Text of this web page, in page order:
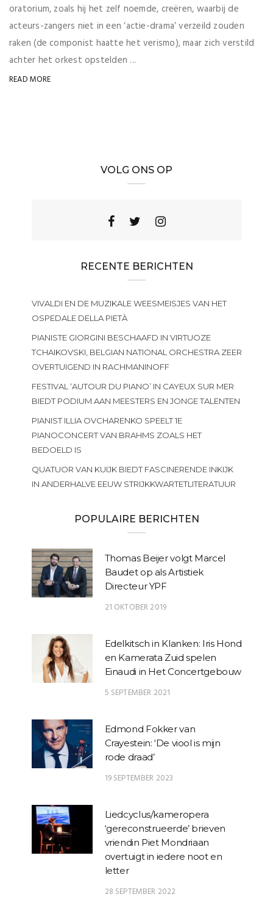
oratorium, zoals hij het zelf noemde, creëren, waarbij de
acteurs-zangers niet in een ‘actie-drama’ verzeild zouden
raken (de componist haatte het verismo), maar zich verstild
achter het orkest opstelden ...
READ MORE
VOLG ONS OP
RECENTE BERICHTEN
VIVALDI EN DE MUZIKALE WEESMEISJES VAN HET
OSPEDALE DELLA PIETÀ
PIANISTE GIORGINI BESCHAAFD IN VIRTUOZE
TCHAIKOVSKI, BELGIAN NATIONAL ORCHESTRA ZEER
OVERTUIGEND IN RACHMANINOFF
FESTIVAL ‘AUTOUR DU PIANO’ IN CAYEUX SUR MER
BIEDT PODIUM AAN MEESTERS EN JONGE TALENTEN
PIANIST ILLIA OVCHARENKO SPEELT 1E
PIANOCONCERT VAN BRAHMS ZOALS HET
BEDOELD IS
QUATUOR VAN KUIJK BIEDT FASCINERENDE INKIJK
IN ANDERHALVE EEUW STRIJKKWARTETLITERATUUR
POPULAIRE BERICHTEN
Thomas Beijer volgt Marcel
Baudet op als Artistiek
Directeur YPF
21 OKTOBER 2019
Edelkitsch in Klanken: Iris Hond
en Kamerata Zuid spelen
Einaudi in Het Concertgebouw
5 SEPTEMBER 2021
Edmond Fokker van
Crayestein: ‘De viool is mijn
rode draad’
19 SEPTEMBER 2023
Liedcyclus/kameropera
‘gereconstrueerde’ brieven
vriendin Piet Mondriaan
overtuigt in iedere noot en
letter
28 SEPTEMBER 2022